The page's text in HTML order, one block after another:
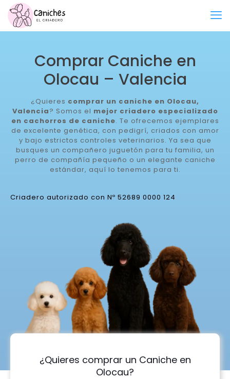
Comprar Caniche en
Olocau – Valencia
¿Quieres comprar un caniche en Olocau,
Valencia? Somos el mejor criadero especializado
en cachorros de caniche. Te ofrecemos ejemplares
de excelente genética, con pedigrí, criados con amor
y bajo estrictos controles veterinarios. Ya sea que
busques un compañero juguetón para tu familia, un
perro de compañía pequeño o un elegante caniche
estándar, aquí lo tenemos para ti.
Criadero autorizado con Nº 52689 0000 124
¿Quieres comprar un Caniche en
Olocau?